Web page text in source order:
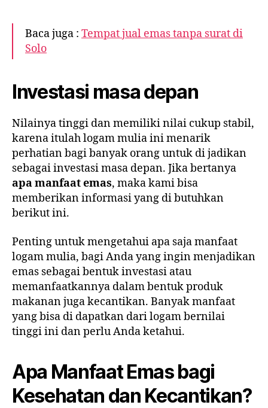
Baca juga : Tempat jual emas tanpa surat di
Solo
Investasi masa depan
Nilainya tinggi dan memiliki nilai cukup stabil,
karena itulah logam mulia ini menarik
perhatian bagi banyak orang untuk di jadikan
sebagai investasi masa depan. Jika bertanya
apa manfaat emas, maka kami bisa
memberikan informasi yang di butuhkan
berikut ini.
Penting untuk mengetahui apa saja manfaat
logam mulia, bagi Anda yang ingin menjadikan
emas sebagai bentuk investasi atau
memanfaatkannya dalam bentuk produk
makanan juga kecantikan. Banyak manfaat
yang bisa di dapatkan dari logam bernilai
tinggi ini dan perlu Anda ketahui.
Apa Manfaat Emas bagi
Kesehatan dan Kecantikan?